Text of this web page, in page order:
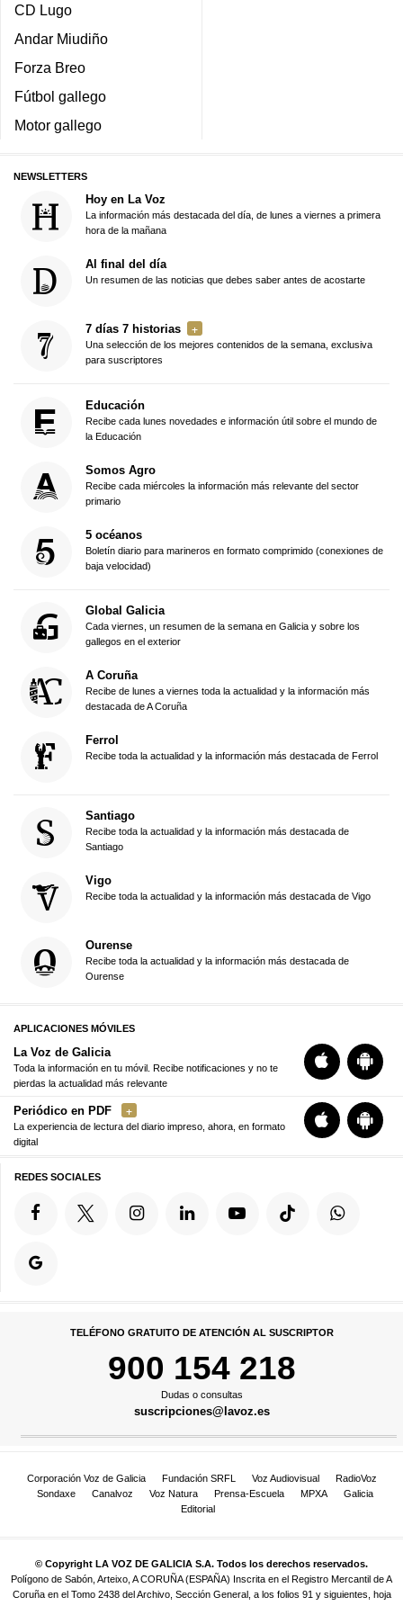
CD Lugo
Andar Miudiño
Forza Breo
Fútbol gallego
Motor gallego
NEWSLETTERS
Hoy en La Voz
La información más destacada del día, de lunes a viernes a primera
hora de la mañana
Al final del día
Un resumen de las noticias que debes saber antes de acostarte
7 días 7 historias
Una selección de los mejores contenidos de la semana, exclusiva
para suscriptores
Educación
Recibe cada lunes novedades e información útil sobre el mundo de
la Educación
Somos Agro
Recibe cada miércoles la información más relevante del sector
primario
5 océanos
Boletín diario para marineros en formato comprimido (conexiones de
baja velocidad)
Global Galicia
Cada viernes, un resumen de la semana en Galicia y sobre los
gallegos en el exterior
A Coruña
Recibe de lunes a viernes toda la actualidad y la información más
destacada de A Coruña
Ferrol
Recibe toda la actualidad y la información más destacada de Ferrol
Santiago
Recibe toda la actualidad y la información más destacada de
Santiago
Vigo
Recibe toda la actualidad y la información más destacada de Vigo
Ourense
Recibe toda la actualidad y la información más destacada de
Ourense
APLICACIONES MÓVILES
La Voz de Galicia
Toda la información en tu móvil. Recibe notificaciones y no te
pierdas la actualidad más relevante
Periódico en PDF
La experiencia de lectura del diario impreso, ahora, en formato
digital
REDES SOCIALES
TELÉFONO GRATUITO DE ATENCIÓN AL SUSCRIPTOR
900 154 218
Dudas o consultas
suscripciones@lavoz.es
Corporación Voz de Galicia Fundación SRFL Voz Audiovisual
RadioVoz
Sondaxe
Canalvoz Voz Natura Prensa-Escuela MPXA
Galicia
Editorial
© Copyright LA VOZ DE GALICIA S.A. Todos los derechos reservados.
Polígono de Sabón, Arteixo, A CORUÑA (ESPAÑA) Inscrita en el Registro Mercantil de A
Coruña en el Tomo 2438 del Archivo, Sección General, a los folios 91 y siguientes, hoja